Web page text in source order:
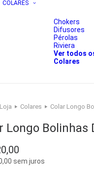
COLARES
Chokers
Difusores
Pérolas
Riviera
Ver todos
Colares
Loja Colares Colar Longo
Longo Bolinhas
sem juros